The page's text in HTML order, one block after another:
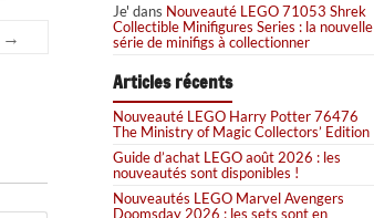
→
Je' dans Nouveauté LEGO 71053 Shrek
Collectible Minifigures Series : la nouvelle
série de minifigs à collectionner
Articles récents
Nouveauté LEGO Harry Potter 76476
The Ministry of Magic Collectors’ Edition
Guide d’achat LEGO août 2026 : les
nouveautés sont disponibles !
Nouveautés LEGO Marvel Avengers
Doomsday 2026 : les sets sont en